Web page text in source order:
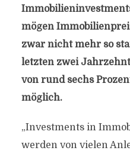
mögen
zwar nicht mehr so
letzten zwei
von rund sechs
möglich.
„Investments in
werden von vielen